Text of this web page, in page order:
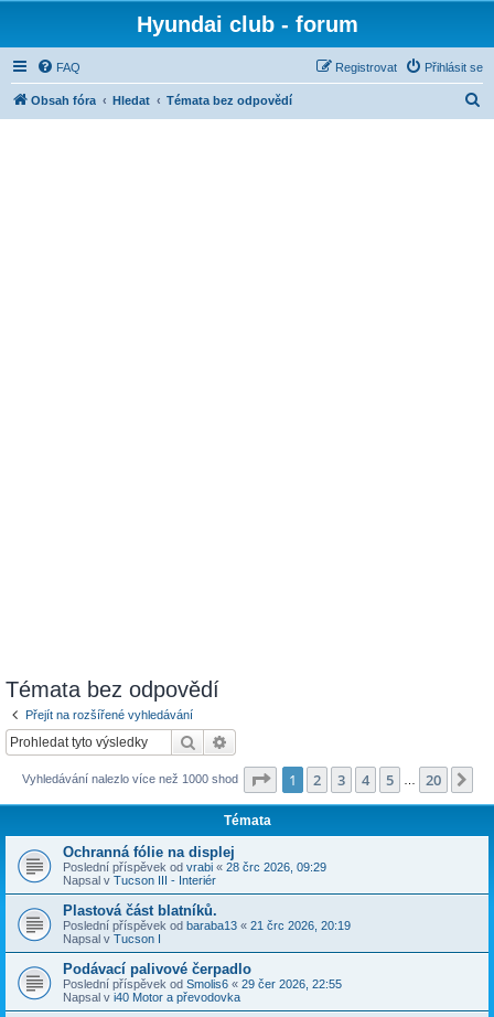
Hyundai club - forum
FAQ Přihlásit se
Registrovat
Obsah fóra Hledat Témata bez odpovědí
Témata bez odpovědí
Přejít na rozšířené vyhledávání
Hledat
Vyhledávání nalezlo více než 1000 shod Stránka z 20
1 2 3 4 5 20
Témata
Ochranná fólie na displej
Poslední příspěvek od vrabi « 28 črc 2026, 09:29
Napsal v Tucson III - Interiér
Plastová část blatníků.
Poslední příspěvek od baraba13 « 21 črc 2026, 20:19
Napsal v Tucson I
Podávací palivové čerpadlo
Poslední příspěvek od Smolis6 « 29 čer 2026, 22:55
Napsal v i40 Motor a převodovka